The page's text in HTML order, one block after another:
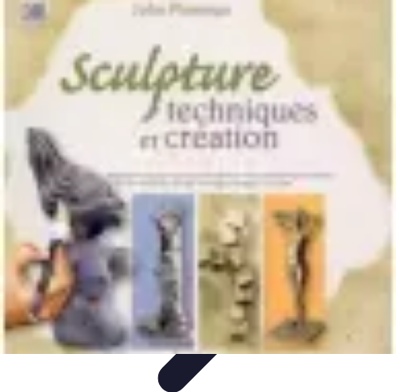
Volley Direct
Stratégies et Techniques
Entraînement et Techniques
Entraînement et Technique
Volley Direct